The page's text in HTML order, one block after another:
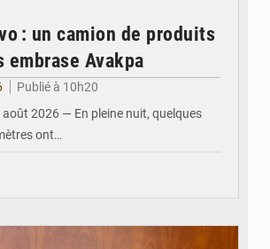
: un camion de produits
Avakpa
Publié à 10h20
août 2026 — En pleine nuit, quelques
ont…